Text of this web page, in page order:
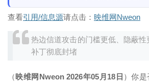
查看引用/信息源请点击： 映维网Nweon
热边信道攻击的门槛更低、隐蔽
补丁彻底封堵
（映维网Nweon 2026年05月18日 ）你